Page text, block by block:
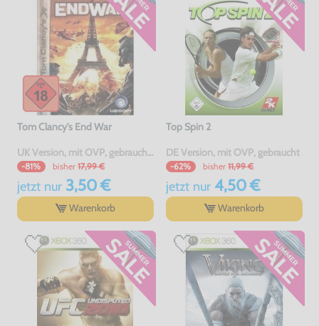
Tom Clancy's End War
UK Version, mit OVP, gebraucht, USK18
-81% bisher 17,99 €
jetzt nur3,50 €
Warenkorb
Top Spin 2
DE Version, mit OVP, gebraucht
-62% bisher 11,99 €
jetzt nur4,50 €
Warenkorb